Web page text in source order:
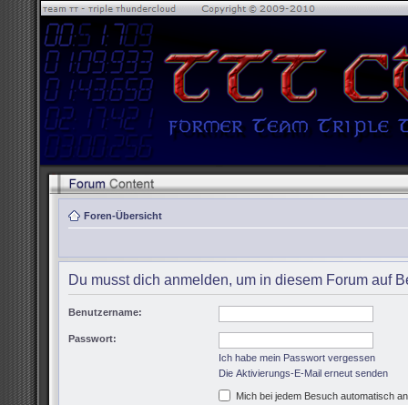
Foren-Übersicht
Du musst dich anmelden, um in diesem Forum auf
Benutzername:
Passwort:
Ich habe mein Passwort vergessen
Die Aktivierungs-E-Mail erneut senden
Mich bei jedem Besuch automatisch